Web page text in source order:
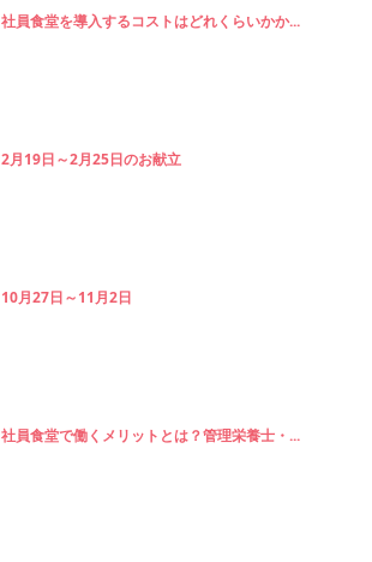
社員食堂を導入するコストはどれくらいかか...
2月19日～2月25日のお献立
10月27日～11月2日
社員食堂で働くメリットとは？管理栄養士・...